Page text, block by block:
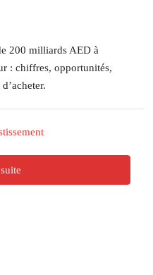
200 milliards AED à
: chiffres, opportunités,